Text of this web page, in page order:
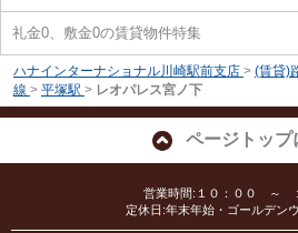
礼金0、敷金0の賃貸物件特集
ハナインターナショナル川崎駅前支店 > (賃貸)
線 > 平塚駅 > レオパレス宮ノ下
ページトップ
営業時間:１０：００ ～
定休日:年末年始・ゴールデン